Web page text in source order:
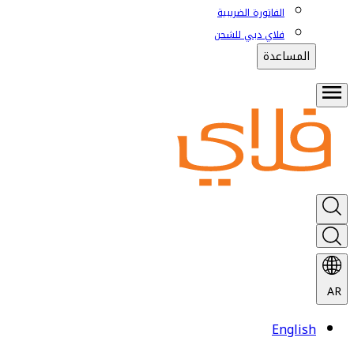
الفاتورة الضريبية
فلاي دبي للشحن
المساعدة
AR
English